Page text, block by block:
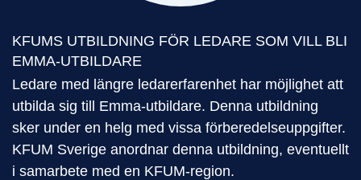
KFUMS UTBILDNING FÖR LEDARE SOM VILL BLI
EMMA-UTBILDARE
Ledare med längre ledarerfarenhet har möjlighet att
utbilda sig till Emma-utbildare. Denna utbildning
sker under en helg med vissa förberedelseuppgifter.
KFUM Sverige anordnar denna utbildning, eventuellt
i samarbete med en KFUM-region.